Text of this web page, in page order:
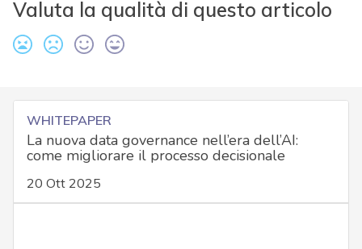
Valuta la qualità di questo articolo
WHITEPAPER
La nuova data governance nell’era dell’AI:
come migliorare il processo decisionale
20 Ott 2025